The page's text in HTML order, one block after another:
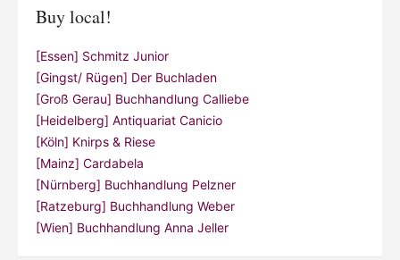
Buy local!
[Essen] Schmitz Junior
[Gingst/ Rügen] Der Buchladen
[Groß Gerau] Buchhandlung Calliebe
[Heidelberg] Antiquariat Canicio
[Köln] Knirps & Riese
[Mainz] Cardabela
[Nürnberg] Buchhandlung Pelzner
[Ratzeburg] Buchhandlung Weber
[Wien] Buchhandlung Anna Jeller